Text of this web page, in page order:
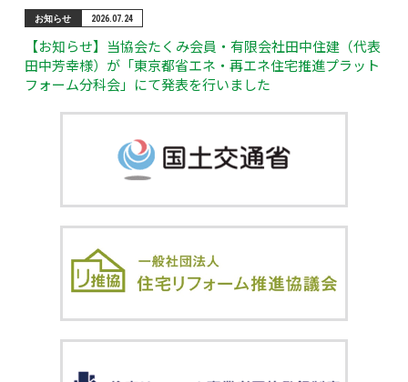
お知らせ 2026.07.24
【お知らせ】当協会たくみ会員・有限会社田中住建（代表
田中芳幸様）が「東京都省エネ・再エネ住宅推進プラット
フォーム分科会」にて発表を行いました